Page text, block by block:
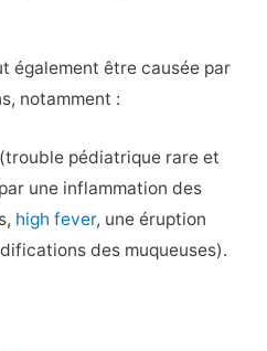
également être causée par
notamment :
(trouble pédiatrique rare et
une inflammation des
high fever, une éruption
des muqueuses).